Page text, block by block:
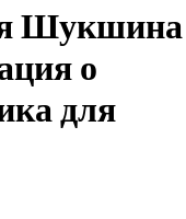
Шукшина
о
для